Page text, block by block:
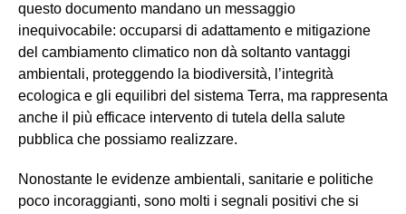
questo documento mandano un messaggio
inequivocabile: occuparsi di adattamento e mitigazione
del cambiamento climatico non dà soltanto vantaggi
ambientali, proteggendo la biodiversità, l’integrità
ecologica e gli equilibri del sistema Terra, ma rappresenta
anche il più efficace intervento di tutela della salute
pubblica che possiamo realizzare.
Nonostante le evidenze ambientali, sanitarie e politiche
poco incoraggianti, sono molti i segnali positivi che si